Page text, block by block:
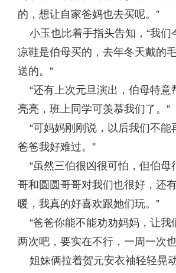
的，想让自家爸妈也去买呢。”
小玉也比着手指头告知，“我们
凉鞋是伯母买的，去年冬天戴的
送的。”
“还有上次元旦演出，伯母特意
亮亮，班上同学可羡慕我们了。”
“可妈妈刚刚说，以后我们不能
爸爸我好难过。”
“虽然三伯很凶很可怕，但伯母
哥和圆圆哥哥对我们也很好，还
暖，我真的好喜欢跟她们玩。”
“爸爸你能不能劝劝妈妈，让我
两次吧，要实在不行，一周一次
姐妹俩拉着贺元安衣袖轻轻晃